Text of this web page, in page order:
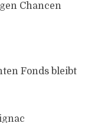
Chancen
Fonds bleibt